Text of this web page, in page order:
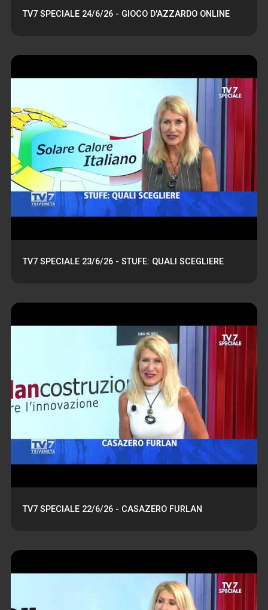
TV7 SPECIALE 24/6/26 - GIOCO D'AZZARDO ONLINE
TV7 SPECIALE 23/6/26 - STUFE: QUALI SCEGLIERE
TV7 SPECIALE 22/6/26 - CASAZERO FURLAN